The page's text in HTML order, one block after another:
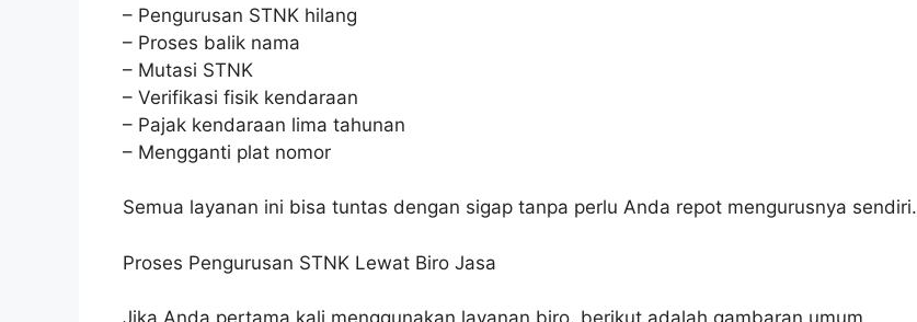
– Pengurusan STNK hilang
– Proses balik nama
– Mutasi STNK
– Verifikasi fisik kendaraan
– Pajak kendaraan lima tahunan
– Mengganti plat nomor
Semua layanan ini bisa tuntas dengan sigap tanpa perlu Anda repot mengurusnya sendiri.
Proses Pengurusan STNK Lewat Biro Jasa